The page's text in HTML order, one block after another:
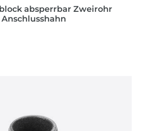
absperrbar Zweirohr